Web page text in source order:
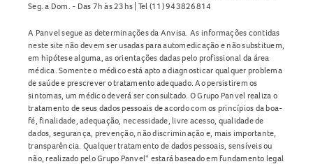
Seg. a Dom. - Das 7h às 23hs | Tel (11) 943826814
A Panvel segue as determinações da Anvisa. As informações contidas
neste site não devem ser usadas para automedicação e não substituem,
em hipótese alguma, as orientações dadas pelo profissional da área
médica. Somente o médico está apto a diagnosticar qualquer problema
de saúde e prescrever o tratamento adequado. Ao persistirem os
sintomas, um médico deverá ser consultado. O Grupo Panvel realiza o
tratamento de seus dados pessoais de acordo com os princípios da boa-
fé, finalidade, adequação, necessidade, livre acesso, qualidade de
dados, segurança, prevenção, não discriminação e, mais importante,
transparência. Qualquer tratamento de dados pessoais, sensíveis ou
não, realizado pelo Grupo Panvel* estará baseado em fundamento legal